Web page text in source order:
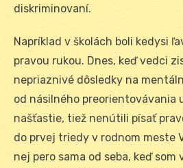
diskriminovaní.
Napríklad v školách boli kedysi
pravou rukou. Dnes, keď vedci
nepriaznivé dôsledky na
od násilného preorientovávania
našťastie, tiež nenútili písať
do prvej triedy v rodnom meste
nej pero sama od seba, keď som